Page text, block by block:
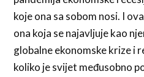
koje ona sa sobom nosi. I
ona koja se najavljuje kao
globalne ekonomske krize i
koliko je svijet međusobno